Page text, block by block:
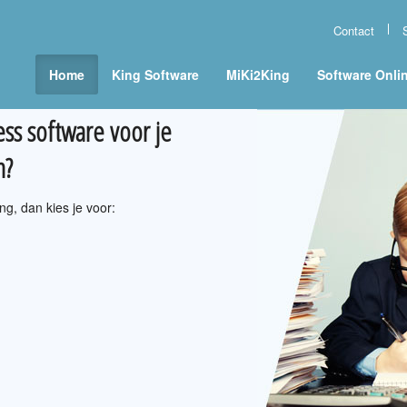
Home King Software MiKi2King Software
Contact
je bedrijfsprocessen
oplossing. De
software voor je
dan kies je voor: